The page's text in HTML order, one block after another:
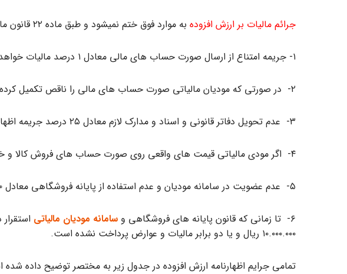
جرائم مالیات بر ارزش افزوده به موارد فوق ختم نمی­شود و طبق ماده ۲۲ قانون مالیات بر ارزش افزوده، جرائم دیگر مرتبط با بحث مالیات بر ارزش افزوده بر مبنای زیر است:
۱- جریمه امتناع از ارسال صورت حساب ­های مالی معادل ۱ درصد مالیات خواهد شد.
۲- در صورتی که مودیان مالیاتی صورت حساب ­های مالی را ناقص تکمیل کرده باشند، معادل ۲۵ درصد مالیات جریمه اظهارنامه ارزش افزوده خواهند شد.
۳- عدم تحویل دفاتر قانونی و اسناد و مدارک لازم معادل ۲۵ درصد جریمه اظهارنامه ارزش افزوده به همراه دارد.
۴- اگر مودی مالیاتی قیمت ­های واقعی روی صورت حساب ­های فروش کالا و خدمات را کتمان کنند، معادل ما به التفاوت مالیات متعلق جریمه خواهد شد.
۵- عدم عضویت در سامانه مودیان و عدم استفاده از پایانه فروشگاهی معادل ۱۰ درصد مجموع مبلغ فروش انجام شده از آن طریق و یا ۲۰.۰۰۰.۰۰۰ ریال، هر یک که بیشتر باشد.
۶- تا زمانی که قانون پایانه­ های فروشگاهی و سامانه مودیان مالیاتی
۱۰.۰۰۰.۰۰۰ ریال و یا دو برابر مالیات و عوارض پرداخت نشده است.
تمامی جرایم اظهارنامه ارزش افزوده در جدول زیر به مختصر توضیح داده